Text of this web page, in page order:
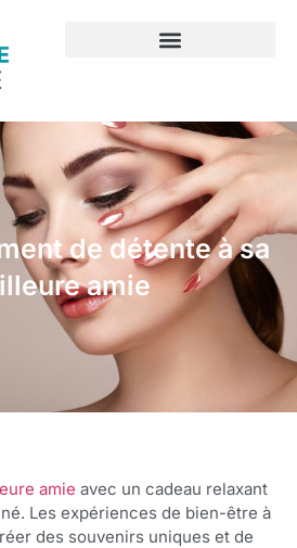
de détente à sa
amie
amie avec un cadeau relaxant
Les expériences de bien-être à
des souvenirs uniques et de